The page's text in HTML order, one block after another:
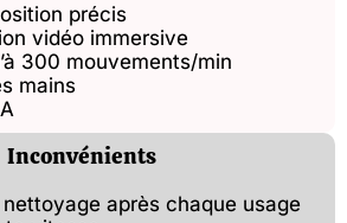
précis
vidéo immersive
300 mouvements/min
mains
Inconvénients
après chaque usage